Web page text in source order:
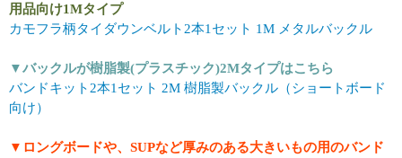
用品向け1Mタイプ
カモフラ柄タイダウンベルト2本1セット 1M メタルバックル
▼バックルが樹脂製(プラスチック)2Mタイプはこちら
バンドキット2本1セット 2M 樹脂製バックル（ショートボード
向け）
▼ロングボードや、SUPなど厚みのある大きいもの用のバンド